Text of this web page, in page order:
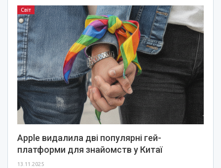
Світ
Apple видалила дві популярні гей-
платформи для знайомств у Китаї
13.11.2025